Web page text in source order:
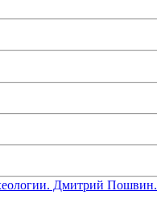
Дмитрий Пошвин.